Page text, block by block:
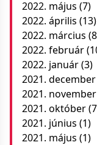
2022. május (7)
2022. április (13)
2022. március
2022. február
2022. január(3)
2021. december
2021. november
2021. október
2021. június (1)
2021. május (1)